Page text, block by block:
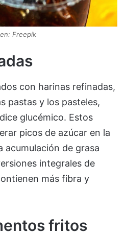
Freepik
con harinas refinadas,
pastas y los pasteles,
glucémico. Estos
picos de azúcar en la
acumulación de grasa
integrales de
más fibra y
fritos